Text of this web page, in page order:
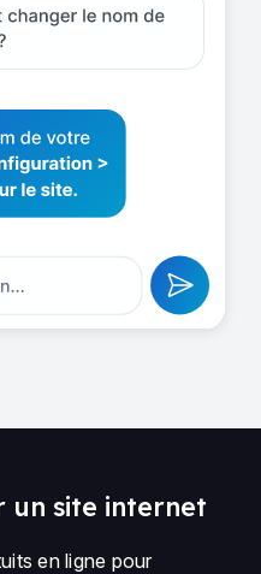
un site internet
en ligne pour